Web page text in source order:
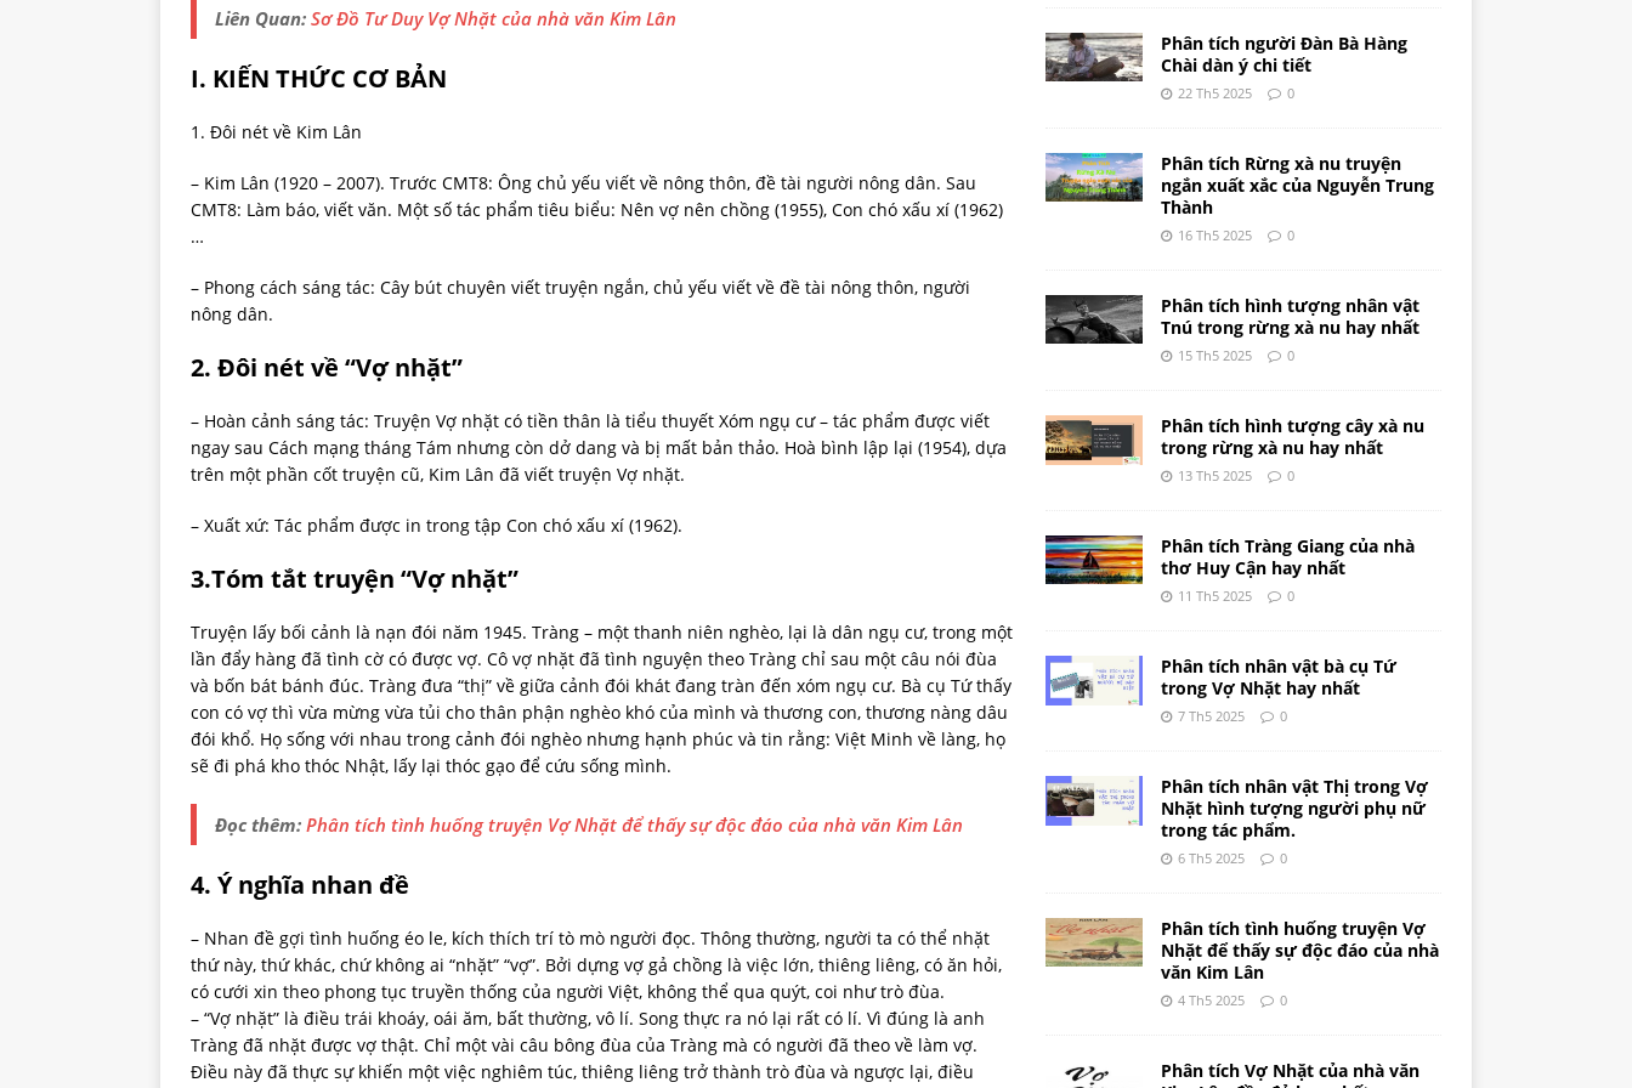
Liên Quan: Sơ Đồ Tư Duy Vợ Nhặt của nhà văn Kim Lân
I. KIẾN THỨC CƠ BẢN
1. Đôi nét về Kim Lân
– Kim Lân (1920 – 2007). Trước CMT8: Ông chủ yếu viết về nông thôn, đề tài người nông dân. Sau
CMT8: Làm báo, viết văn. Một số tác phẩm tiêu biểu: Nên vợ nên chồng (1955), Con chó xấu xí (1962)
…
– Phong cách sáng tác: Cây bút chuyên viết truyện ngắn, chủ yếu viết về đề tài nông thôn, người
nông dân.
2. Đôi nét về “Vợ nhặt”
– Hoàn cảnh sáng tác: Truyện Vợ nhặt có tiền thân là tiểu thuyết Xóm ngụ cư – tác phẩm được viết
ngay sau Cách mạng tháng Tám nhưng còn dở dang và bị mất bản thảo. Hoà bình lập lại (1954), dựa
trên một phần cốt truyện cũ, Kim Lân đã viết truyện Vợ nhặt.
– Xuất xứ: Tác phẩm được in trong tập Con chó xấu xí (1962).
3.Tóm tắt truyện “Vợ nhặt”
Truyện lấy bối cảnh là nạn đói năm 1945. Tràng – một thanh niên nghèo, lại là dân ngụ cư, trong một
lần đẩy hàng đã tình cờ có được vợ. Cô vợ nhặt đã tình nguyện theo Tràng chỉ sau một câu nói đùa
và bốn bát bánh đúc. Tràng đưa “thị” về giữa cảnh đói khát đang tràn đến xóm ngụ cư. Bà cụ Tứ thấy
con có vợ thì vừa mừng vừa tủi cho thân phận nghèo khó của mình và thương con, thương nàng dâu
đói khổ. Họ sống với nhau trong cảnh đói nghèo nhưng hạnh phúc và tin rằng: Việt Minh về làng, họ
sẽ đi phá kho thóc Nhật, lấy lại thóc gạo để cứu sống mình.
Đọc thêm: Phân tích tình huống truyện Vợ Nhặt để thấy sự độc đáo của nhà văn Kim Lân
4. Ý nghĩa nhan đề
– Nhan đề gợi tình huống éo le, kích thích trí tò mò người đọc. Thông thường, người ta có thể nhặt
thứ này, thứ khác, chứ không ai “nhặt” “vợ”. Bởi dựng vợ gả chồng là việc lớn, thiêng liêng, có ăn hỏi,
có cưới xin theo phong tục truyền thống của người Việt, không thể qua quýt, coi như trò đùa.
– “Vợ nhặt” là điều trái khoáy, oái ăm, bất thường, vô lí. Song thực ra nó lại rất có lí. Vì đúng là anh
Tràng đã nhặt được vợ thật. Chỉ một vài câu bông đùa của Tràng mà có người đã theo về làm vợ.
Điều này đã thực sự khiến một việc nghiêm túc, thiêng liêng trở thành trò đùa và ngược lại, điều
Phân tích người Đàn Bà Hàng
Chài dàn ý chi tiết
22 Th5 2025 0
Phân tích Rừng xà nu truyện
ngắn xuất xắc của Nguyễn Trung
Thành
16 Th5 2025 0
Phân tích hình tượng nhân vật
Tnú trong rừng xà nu hay nhất
15 Th5 2025 0
Phân tích hình tượng cây xà nu
trong rừng xà nu hay nhất
13 Th5 2025 0
Phân tích Tràng Giang của nhà
thơ Huy Cận hay nhất
11 Th5 2025 0
Phân tích nhân vật bà cụ Tứ
trong Vợ Nhặt hay nhất
7 Th5 2025 0
Phân tích nhân vật Thị trong Vợ
Nhặt hình tượng người phụ nữ
trong tác phẩm.
6 Th5 2025 0
Phân tích tình huống truyện Vợ
Nhặt để thấy sự độc đáo của nhà
văn Kim Lân
4 Th5 2025 0
Phân tích Vợ Nhặt của nhà văn